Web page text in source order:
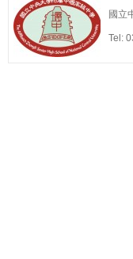
國立
Tel: